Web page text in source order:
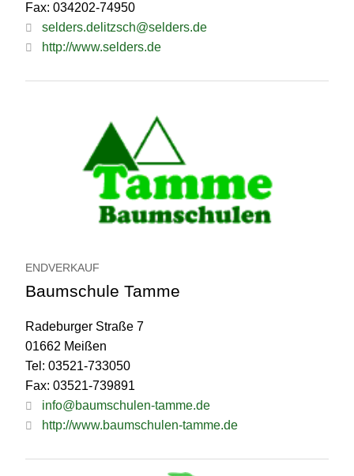
Fax: 034202-74950
selders.delitzsch@selders.de
http://www.selders.de
ENDVERKAUF
Baumschule Tamme
Radeburger Straße 7
01662 Meißen
Tel: 03521-733050
Fax: 03521-739891
info@baumschulen-tamme.de
http://www.baumschulen-tamme.de